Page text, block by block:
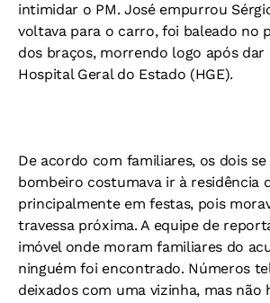
intimidar o PM. José empurrou
voltava para o carro, foi baleado no
dos braços, morrendo logo após dar
Hospital Geral do Estado (HGE).
De acordo com familiares, os dois
bombeiro costumava ir à residência
principalmente em festas, pois
travessa próxima. A equipe de
imóvel onde moram familiares do
ninguém foi encontrado. Números
deixados com uma vizinha, mas não